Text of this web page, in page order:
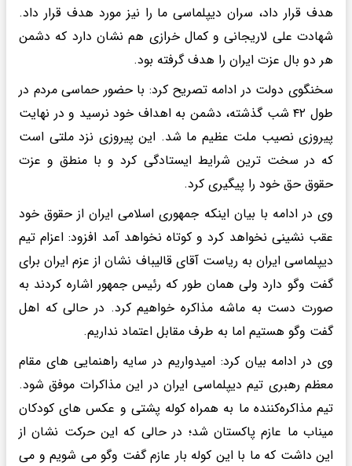
هدف قرار داد، سران دیپلماسی ما را نیز مورد هدف قرار داد.
شهادت علی لاریجانی و کمال خرازی هم نشان دارد که دشمن
هر دو بال عزت ایران را هدف گرفته بود.
سخنگوی دولت در ادامه تصریح کرد: با حضور حماسی مردم در
طول ۴۲ شب گذشته، دشمن به اهداف خود نرسید و در نهایت
پیروزی نصیب ملت عظیم ما شد. این پیروزی نزد ملتی است
که در سخت ترین شرایط ایستادگی کرد و با منطق و عزت
حقوق حق خود را پیگیری کرد.
وی در ادامه با بیان اینکه جمهوری اسلامی ایران از حقوق خود
عقب نشینی نخواهد کرد و کوتاه نخواهد آمد افزود: اعزام تیم
دیپلماسی ایران به ریاست آقای قالیباف نشان از عزم ایران برای
گفت وگو دارد ولی همان طور که رئیس جمهور اشاره کردند به
صورت دست به ماشه مذاکره خواهیم کرد. در حالی که اهل
گفت وگو هستیم اما به طرف مقابل اعتماد نداریم.
وی در ادامه بیان کرد: امیدواریم در سایه راهنمایی های مقام
معظم رهبری تیم دیپلماسی ایران در این مذاکرات موفق شود.
تیم مذاکره‌کننده ما به همراه کوله پشتی و عکس های کودکان
میناب ما عازم پاکستان شد؛ در حالی که این حرکت نشان از
این داشت که ما با این کوله بار عازم گفت وگو می شویم و می